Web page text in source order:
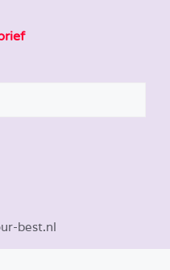
best.nl